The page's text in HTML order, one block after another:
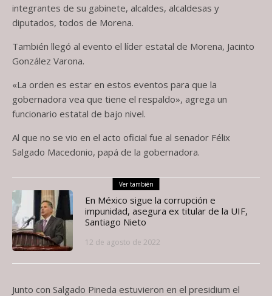
integrantes de su gabinete, alcaldes, alcaldesas y
diputados, todos de Morena.
También llegó al evento el líder estatal de Morena, Jacinto
González Varona.
«La orden es estar en estos eventos para que la
gobernadora vea que tiene el respaldo», agrega un
funcionario estatal de bajo nivel.
Al que no se vio en el acto oficial fue al senador Félix
Salgado Macedonio, papá de la gobernadora.
Ver también
En México sigue la corrupción e
impunidad, asegura ex titular de la UIF,
Santiago Nieto
12 de agosto de 2022
Junto con Salgado Pineda estuvieron en el presidium el